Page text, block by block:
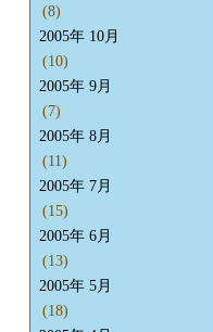
(8)
2005年 10月
(10)
2005年 9月
(7)
2005年 8月
(11)
2005年 7月
(15)
2005年 6月
(13)
2005年 5月
(18)